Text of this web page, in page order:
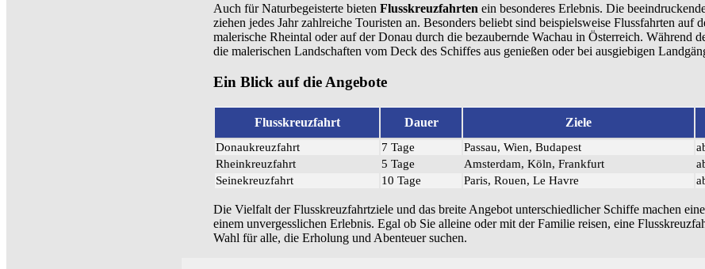
Auch für Naturbegeisterte bieten Flusskreuzfahrten ein besonderes Erlebnis. Die
ziehen jedes Jahr zahlreiche Touristen an. Besonders beliebt sind beispielsweise Flussfahrten auf
malerische Rheintal oder auf der Donau durch die bezaubernde Wachau in Österreich. Während
die malerischen Landschaften vom Deck des Schiffes aus genießen oder bei ausgiebigen
Ein Blick auf die Angebote
Flusskreuzfahrt Dauer Ziele
Donaukreuzfahrt 7 Tage Passau, Wien, Budapest
Rheinkreuzfahrt
5 Tage Amsterdam, Köln, Frankfurt
Seinekreuzfahrt
10 Tage Paris, Rouen, Le Havre
Die Vielfalt der Flusskreuzfahrtziele und das breite Angebot unterschiedlicher Schiffe machen
einem unvergesslichen Erlebnis. Egal ob Sie alleine oder mit der Familie reisen, eine
Wahl für alle, die Erholung und Abenteuer suchen.